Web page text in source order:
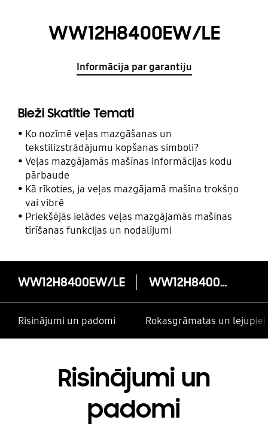
WW12H8400EW/LE
Informācija par garantiju
Bieži Skatītie Temati
Ko nozīmē veļas mazgāšanas un
tekstilizstrādājumu kopšanas simboli?
Veļas mazgājamās mašīnas informācijas kodu
pārbaude
Kā rīkoties, ja veļas mazgājamā mašīna trokšņo
vai vibrē
Priekšējās ielādes veļas mazgājamās mašīnas
tīrīšanas funkcijas un nodalījumi
WW12H8400EW/LE WW12H8400EW/LE
Risinājumi un padomi Rokasgrāmatas un
Risinājumi un
padomi